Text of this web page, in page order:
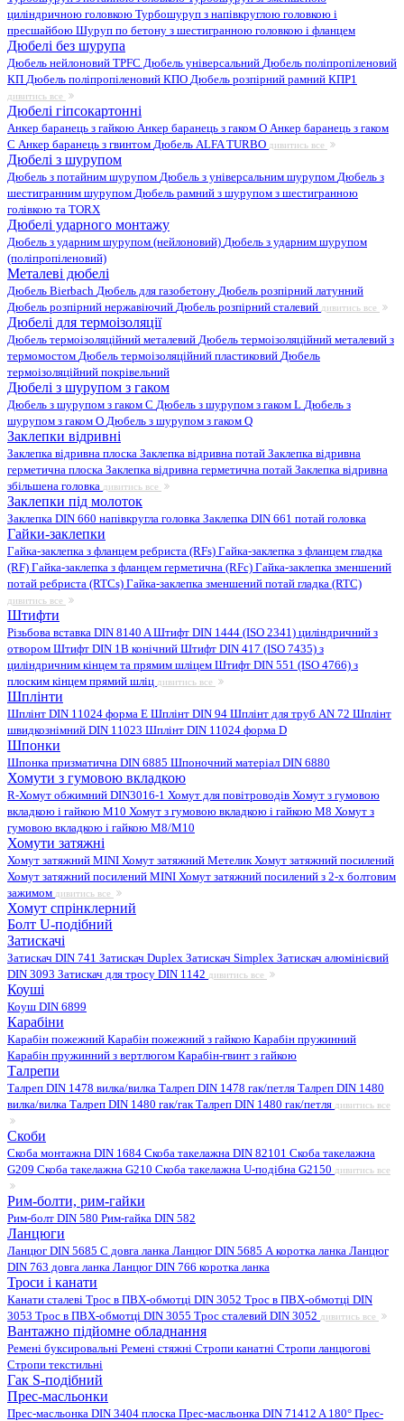
циліндричною головкою Турбошуруп з напівкруглою головкою і
пресшайбою Шуруп по бетону з шестигранною головкою і фланцем
Дюбелі без шурупа
Дюбель нейлоновий TPFC Дюбель універсальний Дюбель поліпропіленовий
КП Дюбель поліпропіленовий КПО Дюбель розпірний рамний КПР1
дивитись все
Дюбелі гіпсокартонні
Анкер баранець з гайкою Анкер баранець з гаком O Анкер баранець з гаком
С Анкер баранець з гвинтом Дюбель ALFA TURBO дивитись все
Дюбелі з шурупом
Дюбель з потайним шурупом Дюбель з універсальним шурупом Дюбель з
шестигранним шурупом Дюбель рамний з шурупом з шестигранною
голівкою та TORX
Дюбелі ударного монтажу
Дюбель з ударним шурупом (нейлоновий) Дюбель з ударним шурупом
(поліпропіленовий)
Металеві дюбелі
Дюбель Bierbach Дюбель для газобетону Дюбель розпірний латунний
Дюбель розпірний нержавіючий Дюбель розпірний сталевий дивитись все
Дюбелі для термоізоляції
Дюбель термоізоляційний металевий Дюбель термоізоляційний металевий з
термомостом Дюбель термоізоляційний пластиковий Дюбель
термоізоляційний покрівельний
Дюбелі з шурупом з гаком
Дюбель з шурупом з гаком C Дюбель з шурупом з гаком L Дюбель з
шурупом з гаком O Дюбель з шурупом з гаком Q
Заклепки відривні
Заклепка відривна плоска Заклепка відривна потай Заклепка відривна
герметична плоска Заклепка відривна герметична потай Заклепка відривна
збільшена головка дивитись все
Заклепки під молоток
Заклепка DIN 660 напівкругла головка Заклепка DIN 661 потай головка
Гайки-заклепки
Гайка-заклепка з фланцем ребриста (RFs) Гайка-заклепка з фланцем гладка
(RF) Гайка-заклепка з фланцем герметична (RFc) Гайка-заклепка зменшений
потай ребриста (RTCs) Гайка-заклепка зменшений потай гладка (RTC)
дивитись все
Штифти
Різьбова вставка DIN 8140 AШтифт DIN 1444 (ISO 2341) циліндричний з
отвором Штифт DIN 1B конічний Штифт DIN 417 (ISO 7435) з
циліндричним кінцем та прямим шліцем Штифт DIN 551 (ISO 4766) з
плоским кінцем прямий шліц дивитись все
Шплінти
Шплінт DIN 11024 форма E Шплінт DIN 94 Шплінт для труб AN 72 Шплінт
швидкознімний DIN 11023 Шплінт DIN 11024 форма D
Шпонки
Шпонка призматична DIN 6885 Шпоночний матеріал DIN 6880
Хомути з гумовою вкладкою
R-Хомут обжимний DIN3016-1 Хомут для повітроводів Хомут з гумовою
вкладкою і гайкою M10 Хомут з гумовою вкладкою і гайкою M8 Хомут з
гумовою вкладкою і гайкою М8/M10
Хомути затяжні
Хомут затяжний MINI Хомут затяжний МетеликХомут затяжний посилений
Хомут затяжний посилений MINI Хомут затяжний посилений з 2-х болтовим
зажимом дивитись все
Хомут спрінклерний
Болт U-подібний
Затискачі
Затискач DIN 741 Затискач Duplex Затискач Simplex Затискач алюмінієвий
DIN 3093 Затискач для тросу DIN 1142 дивитись все
Коуші
Коуш DIN 6899
Карабіни
Карабін пожежний Карабін пожежний з гайкою Карабін пружинний
Карабін пружинний з вертлюгом Карабін-гвинт з гайкою
Талрепи
Талреп DIN 1478 вилка/вилка Талреп DIN 1478 гак/петля Талреп DIN 1480
вилка/вилка Талреп DIN 1480 гак/гакТалреп DIN 1480 гак/петля дивитись все
Скоби
Скоба монтажна DIN 1684 Скоба такелажна DIN 82101 Скоба такелажна
G209 Скоба такелажна G210 Скоба такелажна U-подібна G2150 дивитись все
Рим-болти, рим-гайки
Рим-болт DIN 580 Рим-гайка DIN 582
Ланцюги
Ланцюг DIN 5685 C довга ланка Ланцюг DIN 5685 А коротка ланка Ланцюг
DIN 763 довга ланка Ланцюг DIN 766 коротка ланка
Троси і канати
Канати сталеві Трос в ПВХ-обмотці DIN 3052 Трос в ПВХ-обмотці DIN
3053 Трос в ПВХ-обмотці DIN 3055 Трос сталевий DIN 3052 дивитись все
Вантажно підйомне обладнання
Ремені буксировальні Ремені стяжні Стропи канатні Стропи ланцюгові
Стропи текстильні
Гак S-подібний
Прес-масльонки
Прес-масльонка DIN 3404 плоска Прес-масльонка DIN 71412 A 180° Прес-